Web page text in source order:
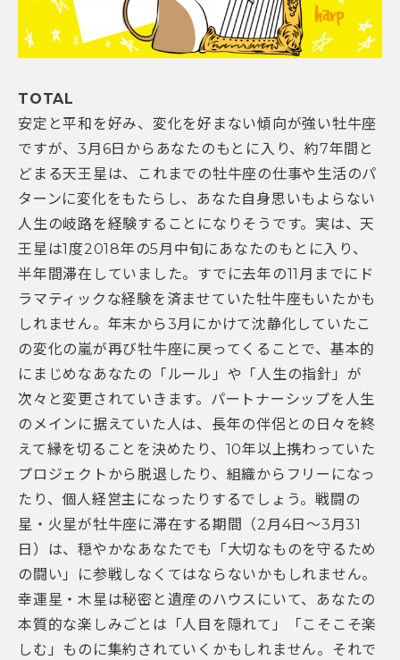
TOTAL
安定と平和を好み、変化を好まない傾向が強い牡牛座
ですが、3月6日からあなたのもとに入り、約7年間と
どまる天王星は、これまでの牡牛座の仕事や生活のパ
ターンに変化をもたらし、あなた自身思いもよらない
人生の岐路を経験することになりそうです。実は、天
王星は1度2018年の5月中旬にあなたのもとに入り、
半年間滞在していました。すでに去年の11月までにド
ラマティックな経験を済ませていた牡牛座もいたかも
しれません。年末から3月にかけて沈静化していたこ
の変化の嵐が再び牡牛座に戻ってくることで、基本的
にまじめなあなたの「ルール」や「人生の指針」が
次々と変更されていきます。パートナーシップを人生
のメインに据えていた人は、長年の伴侶との日々を終
えて縁を切ることを決めたり、10年以上携わっていた
プロジェクトから脱退したり、組織からフリーになっ
たり、個人経営主になったりするでしょう。戦闘の
星・火星が牡牛座に滞在する期間（2月4日～3月31
日）は、穏やかなあなたでも「大切なものを守るため
の闘い」に参戦しなくてはならないかもしれません。
幸運星・木星は秘密と遺産のハウスにいて、あなたの
本質的な楽しみごとは「人目を隠れて」「こそこそ楽
しむ」ものに集約されていくかもしれません。それで